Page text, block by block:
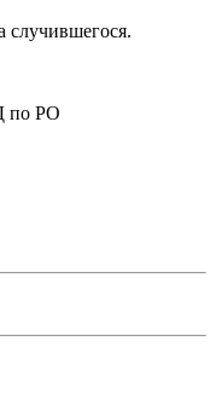
случившегося.
по РО